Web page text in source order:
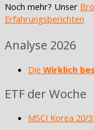
Noch mehr? Unser
Erfahrungsberichten
Analyse 2026
Die Wirklich
ETF der Woche
MSCI Korea 20/